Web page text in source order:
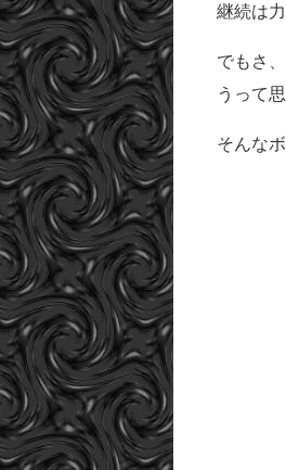
継続は
でもさ
うって
そんな